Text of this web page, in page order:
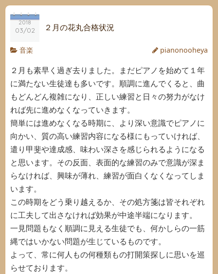
2018
03/02 ２月の花丸合格状況
音楽 pianonooheya
２月も素早く過ぎ去りました。まだピアノを始めて１年
に満たない生徒達も多いです。順調に進んでくると、曲
もどんどん複雑になり、正しい練習と日々の努力がなけ
れば先に進めなくなっていきます。
簡単には進めなくなる時期に、より深い意識でピアノに
向かい、質の高い練習内容になる様にもっていければ、
遣り甲斐や達成感、味わい深さを感じられるようになる
と思います。その反面、表面的な練習のみで意識が深ま
らなければ、興味が薄れ、練習が面白くなくなってしま
います。
この時期をどう乗り越えるか、その処方箋は皆それぞれ
に工夫して出さなければ効果が中途半端になります。
一見問題もなく順調に見える生徒でも、何かしらの一筋
縄ではいかない問題が生じているものです。
よって、常に何人もの何種類もの打開策探しに思いを巡
らせております。